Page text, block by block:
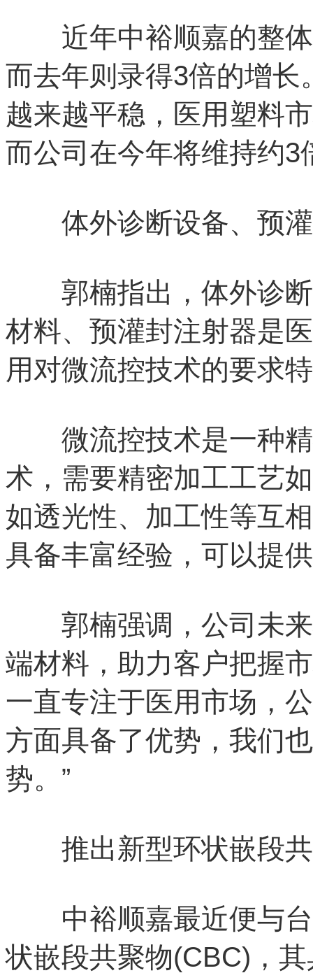
近年中裕顺嘉的整体
而去年则录得3倍的增
越来越平稳，医用塑料
而公司在今年将维持约3
体外诊断设备、预灌
郭楠指出，体外诊断
材料、预灌封注射器是
用对微流控技术的要求
微流控技术是一种精
术，需要精密加工工艺
如透光性、加工性等互
具备丰富经验，可以提
郭楠强调，公司未来
端材料，助力客户把握
一直专注于医用市场，
方面具备了优势，我们
势。”
推出新型环状嵌段共
中裕顺嘉最近便与台
状嵌段共聚物(CBC)，